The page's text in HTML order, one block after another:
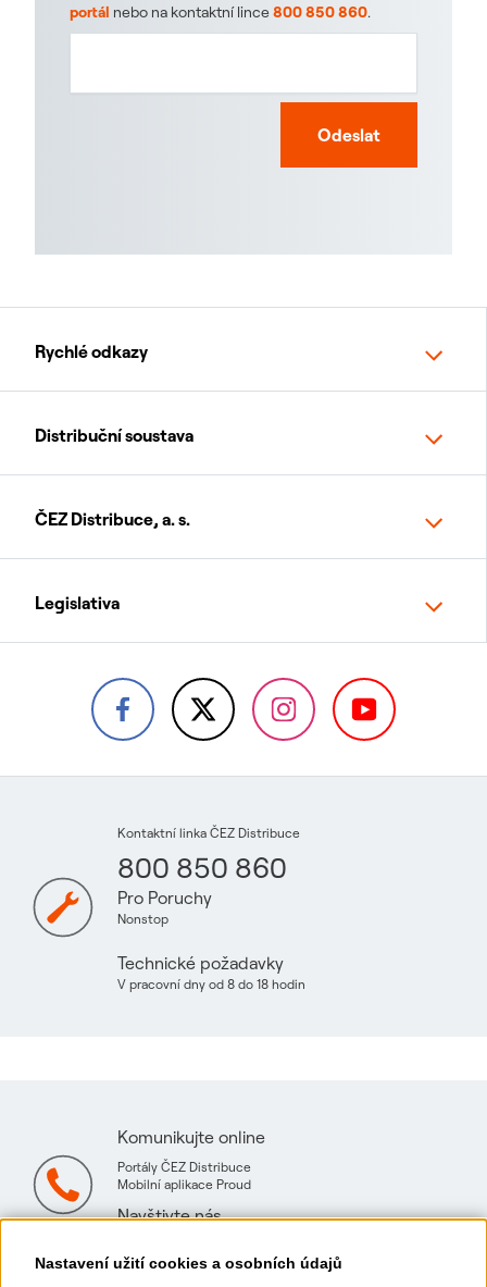
Nastavení užití cookies a osobních údajů
portál nebo na kontaktní lince800 850 860.
Odeslat
Rychlé odkazy
Distribuční soustava
ČEZ Distribuce, a. s.
Legislativa
Kontaktní linka ČEZ Distribuce
800 850 860
Pro Poruchy
Nonstop
Technické požadavky
V pracovní dny od 8 do 18 hodin
Komunikujte online
Portály ČEZ Distribuce
Mobilní aplikace Proud
Navštivte nás